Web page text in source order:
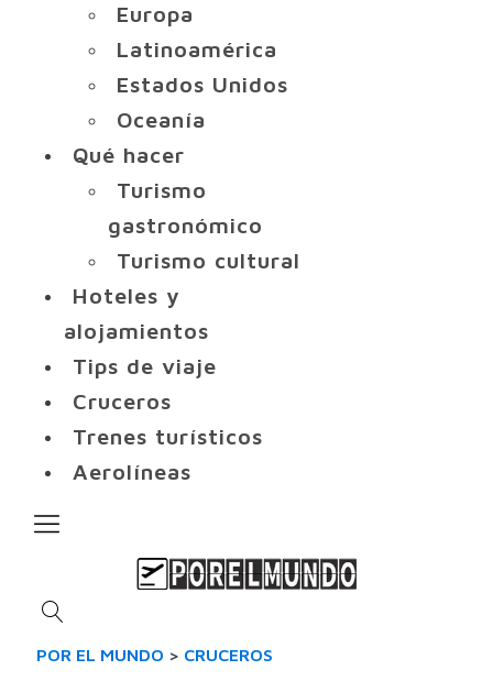
Europa
Latinoamérica
Estados Unidos
Oceanía
Qué hacer
Turismo
gastronómico
Turismo cultural
Hoteles y
alojamientos
Tips de viaje
Cruceros
Trenes turísticos
Aerolíneas
POR EL MUNDO > CRUCEROS